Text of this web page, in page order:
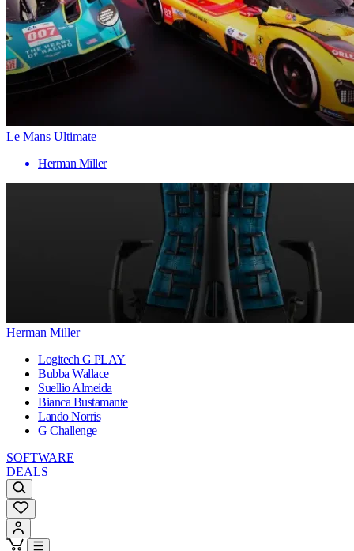
Le Mans Ultimate
Herman Miller
Herman Miller
Logitech G PLAY
Bubba Wallace
Suellio Almeida
Bianca Bustamante
Lando Norris
G Challenge
SOFTWARE
DEALS